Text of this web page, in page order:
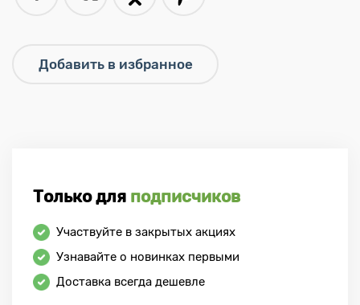
Только для подписчиков
Участвуйте в закрытых акциях
Узнавайте о новинках первыми
Доставка всегда дешевле